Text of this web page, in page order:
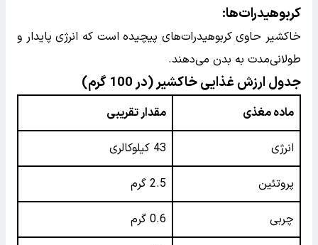
کربوهیدرات‌ها:
خاکشیر حاوی کربوهیدرات‌های پیچیده است که انرژی پایدار و
طولانی‌مدت به بدن می‌دهند.
جدول ارزش غذایی خاکشیر (در 100 گرم)
ماده مغذی مقدار تقریبی
انرژی 43 کیلوکالری
پروتئین 2.5 گرم
چربی 0.6 گرم